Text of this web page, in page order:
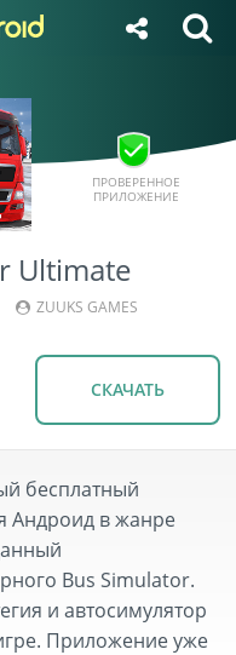
Ultimate
ZUUKS GAMES
ПРОВЕРЕННОЕ
ПРИЛОЖЕНИЕ
СКАЧАТЬ
бесплатный
Андроид в жанре
Bus Simulator.
и автосимулятор
Приложение уже